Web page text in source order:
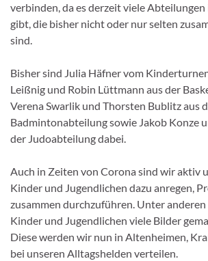
verbinden, da es derzeit viele
gibt, die bisher nicht oder nur selten
sind.
Bisher sind Julia Häfner vom
Leißnig und Robin Lüttmann aus der
Verena Swarlik und Thorsten Bublitz aus
Badmintonabteilung sowie Jakob Konze
der Judoabteilung dabei.
Auch in Zeiten von Corona sind wir aktiv
Kinder und Jugendlichen dazu anregen,
zusammen durchzuführen. Unter
Kinder und Jugendlichen viele Bilder
Diese werden wir nun in Altenheimen,
bei unseren Alltagshelden verteilen.